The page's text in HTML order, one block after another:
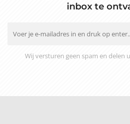
inbox te
Wij versturen geen spam en delen